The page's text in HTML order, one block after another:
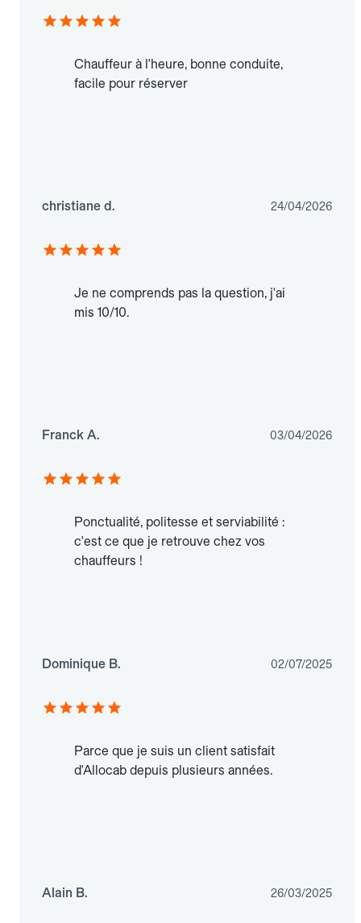
Chauffeur à l'heure, bonne conduite,
facile pour réserver
christiane d. 24/04/2026
Je ne comprends pas la question, j'ai
mis 10/10.
Franck A. 03/04/2026
Ponctualité, politesse et serviabilité :
c'est ce que je retrouve chez vos
chauffeurs !
Dominique B. 02/07/2025
Parce que je suis un client satisfait
d'Allocab depuis plusieurs années.
Alain B. 26/03/2025